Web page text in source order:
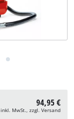
94,95 €
inkl. MwSt., zzgl. Versand